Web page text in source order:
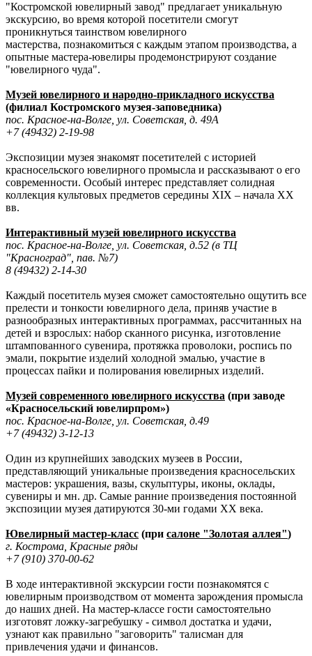
"Костромской ювелирный завод" предлагает уникальную
экскурсию, во время которой посетители смогут
проникнуться таинством ювелирного
мастерства, познакомиться с каждым этапом производства, а
опытные мастера-ювелиры продемонстрируют создание
"ювелирного чуда".
Музей ювелирного и народно-прикладного искусства
(филиал Костромского музея-заповедника)
пос. Красное-на-Волге, ул. Советская, д. 49А
+7 (49432) 2-19-98
Экспозиции музея знакомят посетителей с историей
красносельского ювелирного промысла и рассказывают о его
современности. Особый интерес представляет солидная
коллекция культовых предметов середины XIX – начала XX
вв.
Интерактивный музей ювелирного искусства
пос. Красное-на-Волге, ул. Советская, д.52 (в ТЦ
"Красноград", пав. №7)
8 (49432) 2-14-30
Каждый посетитель музея сможет самостоятельно ощутить все
прелести и тонкости ювелирного дела, приняв участие в
разнообразных интерактивных программах, рассчитанных на
детей и взрослых: набор сканного рисунка, изготовление
штампованного сувенира, протяжка проволоки, роспись по
эмали, покрытие изделий холодной эмалью, участие в
процессах пайки и полирования ювелирных изделий.
Музей современного ювелирного искусства (при заводе
«Красносельский ювелирпром»)
пос. Красное-на-Волге, ул. Советская, д.49
+7 (49432) 3-12-13
Один из крупнейших заводских музеев в России,
представляющий уникальные произведения красносельских
мастеров: украшения, вазы, скульптуры, иконы, оклады,
сувениры и мн. др. Самые ранние произведения постоянной
экспозиции музея датируются 30-ми годами XX века.
Ювелирный мастер-класс (при салоне "Золотая аллея")
г. Кострома, Красные ряды
+7 (910) 370-00-62
В ходе интерактивной экскурсии гости познакомятся с
ювелирным производством от момента зарождения промысла
до наших дней. На мастер-классе гости самостоятельно
изготовят ложку-загребушку - символ достатка и удачи,
узнают как правильно "заговорить" талисман для
привлечения удачи и финансов.